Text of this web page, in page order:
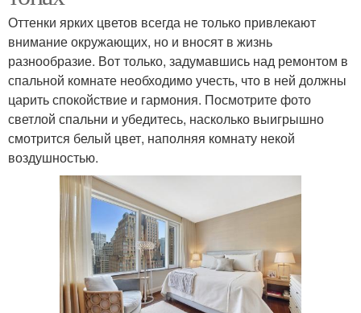
Оттенки ярких цветов всегда не только привлекают
внимание окружающих, но и вносят в жизнь
разнообразие. Вот только, задумавшись над ремонтом в
спальной комнате необходимо учесть, что в ней должны
царить спокойствие и гармония. Посмотрите фото
светлой спальни и убедитесь, насколько выигрышно
смотрится белый цвет, наполняя комнату некой
воздушностью.